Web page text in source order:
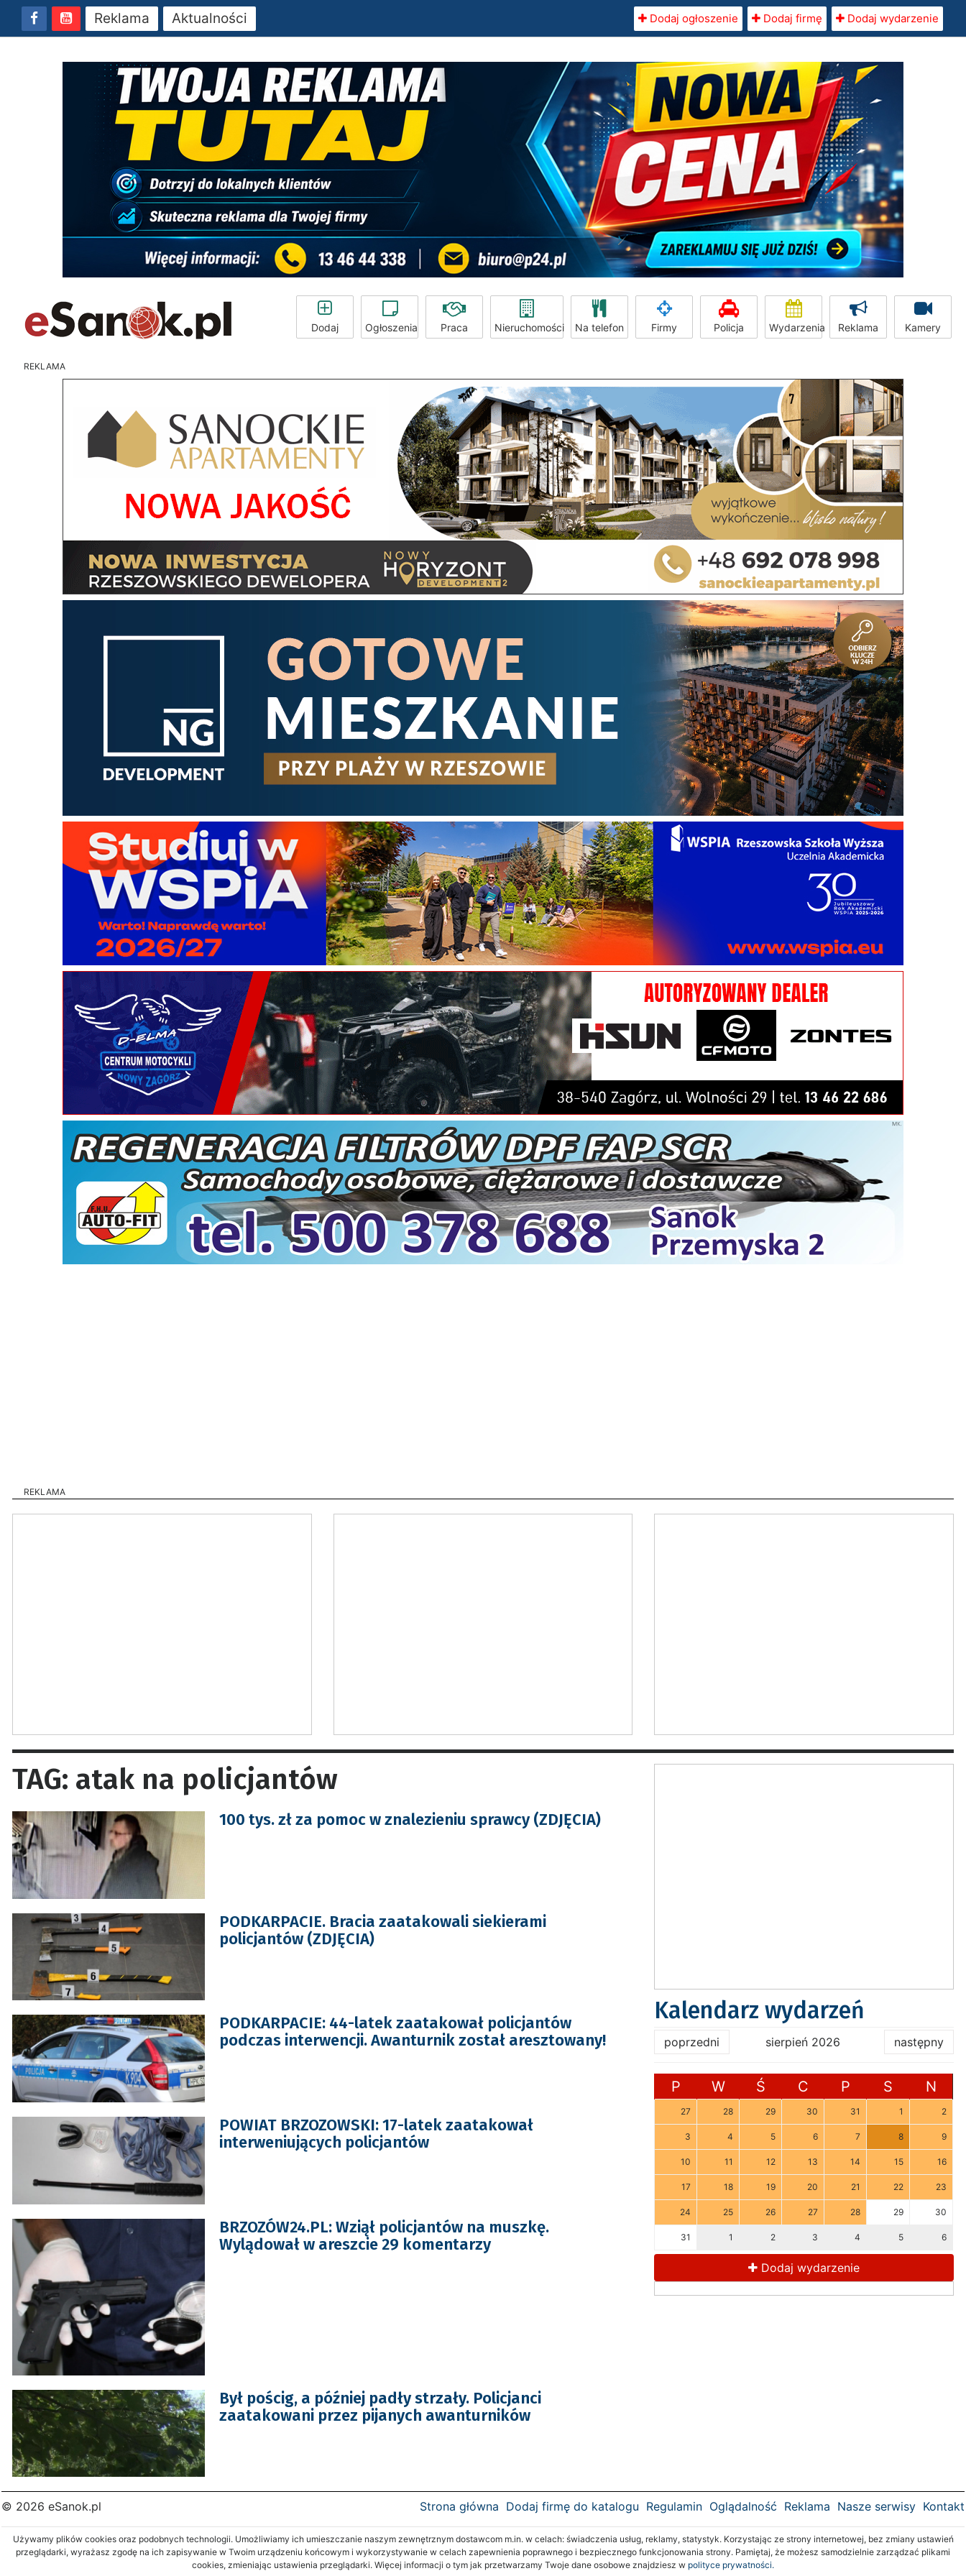
Reklama Aktualności Dodaj ogłoszenie Dodaj firmę Dodaj wydarzenie
Dodaj Ogłoszenia Praca Nieruchomości Na telefon Firmy Policja Wydarzenia Reklama Kamery
REKLAMA
REKLAMA
TAG: atak na policjantów
100 tys. zł za pomoc w znalezieniu sprawcy (ZDJĘCIA)
PODKARPACIE. Bracia zaatakowali siekierami
policjantów (ZDJĘCIA)
PODKARPACIE: 44-latek zaatakował policjantów
podczas interwencji. Awanturnik został aresztowany!
POWIAT BRZOZOWSKI: 17-latek zaatakował
interweniujących policjantów
BRZOZÓW24.PL: Wziął policjantów na muszkę.
Wylądował w areszcie 29 komentarzy
Był pościg, a później padły strzały. Policjanci
zaatakowani przez pijanych awanturników
Kalendarz wydarzeń
poprzedni sierpień 2026 następny
P W Ś C P S N
27 28 29 30 31 1 2
3 4 5 6 7 8 9
10 11 12 13 14 15 16
17 18 19 20 21 22 23
24 25 26 27 28 29 30
31 1 2 3 4 5 6
Dodaj wydarzenie
© 2026 eSanok.pl Strona główna Dodaj firmę do katalogu Regulamin Oglądalność Reklama Nasze serwisy Kontakt
Używamy plików cookies oraz podobnych technologii. Umożliwiamy ich umieszczanie naszym zewnętrznym dostawcom m.in. w celach: świadczenia usług, reklamy, statystyk. Korzystając ze strony internetowej, bez zmiany ustawień
przeglądarki, wyrażasz zgodę na ich zapisywanie w Twoim urządzeniu końcowym i wykorzystywanie w celach zapewnienia poprawnego i bezpiecznego funkcjonowania strony. Pamiętaj, że możesz samodzielnie zarządzać plikami
cookies, zmieniając ustawienia przeglądarki. Więcej informacji o tym jak przetwarzamy Twoje dane osobowe znajdziesz w polityce prywatności.